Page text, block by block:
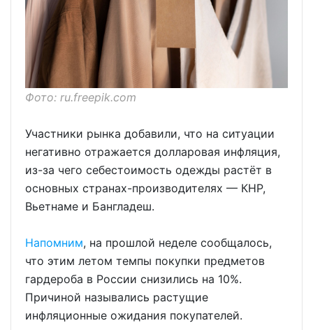
Фото: ru.freepik.com
Участники рынка добавили, что на ситуации
негативно отражается долларовая инфляция,
из-за чего себестоимость одежды растёт в
основных странах-производителях — КНР,
Вьетнаме и Бангладеш.
Напомним, на прошлой неделе сообщалось,
что этим летом темпы покупки предметов
гардероба в России снизились на 10%.
Причиной назывались растущие
инфляционные ожидания покупателей.